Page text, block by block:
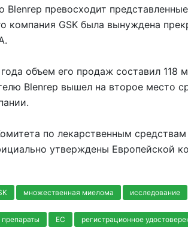
Blenrep превосходит
компания GSK была вынуждена
объем его продаж составил 118
Blenrep вышел на второе место
по лекарственным
утверждены Европейской
множественная миелома исследование
ЕС регистрационное